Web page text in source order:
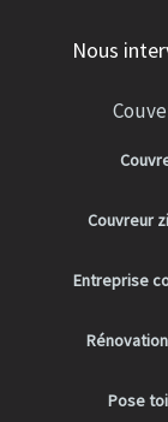
Nous
Couvreur
Entreprise
Pose